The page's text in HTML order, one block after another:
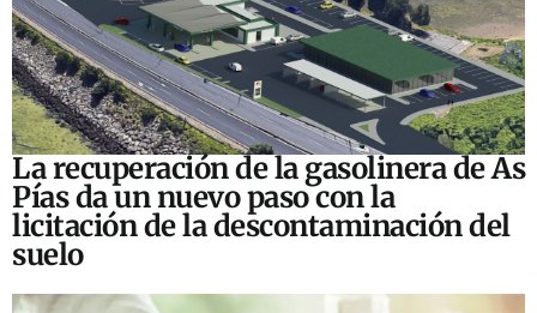
La recuperación de la gasolinera de As
Pías da un nuevo paso con la
licitación de la descontaminación del
suelo